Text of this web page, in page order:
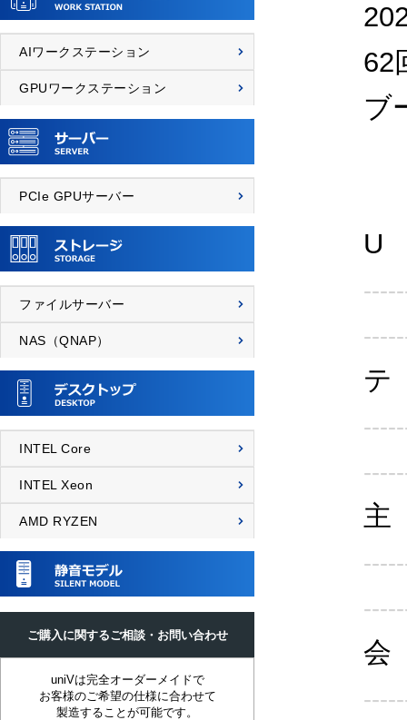
62
ブ
U
テ
AIワークステーション
GPUワークステーション
PCIe GPUサーバー
ファイルサーバー
NAS（QNAP）
INTEL Core
INTEL Xeon
AMD RYZEN
ご購入に関するご相談・お問い合わせ
uniVは完全オーダーメイドで
お客様のご希望の仕様に合わせて
製造することが可能です。